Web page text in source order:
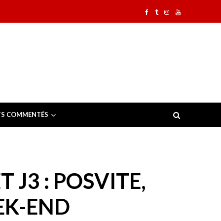
COMMENTÉS
J3 : POSVITE,
END